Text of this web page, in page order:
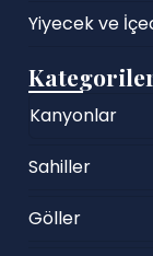
Yiyecek ve
Kanyonlar
Sahiller
Göller